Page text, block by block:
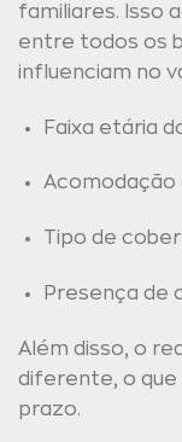
familiares. Isso
entre todos os
influenciam no
Faixa etária
Tipo de
Presença de
Além disso, o
diferente, o
prazo.